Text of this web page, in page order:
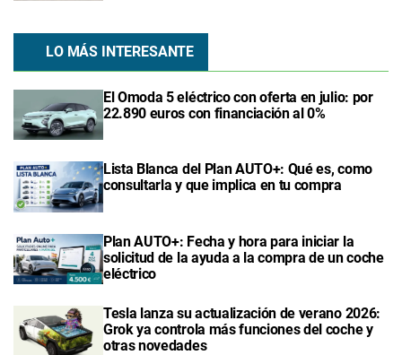
LO MÁS INTERESANTE
El Omoda 5 eléctrico con oferta en julio: por
22.890 euros con financiación al 0%
Lista Blanca del Plan AUTO+: Qué es, como
consultarla y que implica en tu compra
Plan AUTO+: Fecha y hora para iniciar la
solicitud de la ayuda a la compra de un coche
eléctrico
Tesla lanza su actualización de verano 2026:
Grok ya controla más funciones del coche y
otras novedades